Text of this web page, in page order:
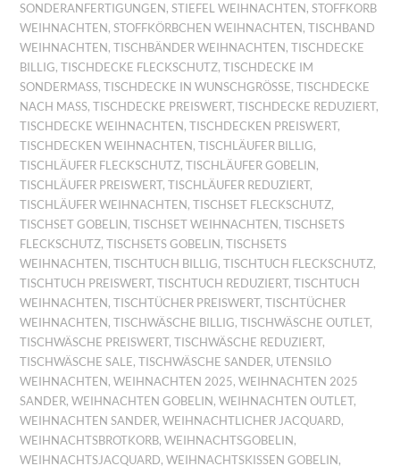
SONDERANFERTIGUNGEN,STIEFEL WEIHNACHTEN,STOFFKORB
WEIHNACHTEN,STOFFKÖRBCHEN WEIHNACHTEN,TISCHBAND
WEIHNACHTEN,TISCHBÄNDER WEIHNACHTEN,TISCHDECKE
BILLIG,TISCHDECKE FLECKSCHUTZ,TISCHDECKE IM
SONDERMASS ,TISCHDECKE IN WUNSCHGRÖSSE ,TISCHDECKE
NACH MASS ,TISCHDECKE PREISWERT,TISCHDECKE REDUZIERT,
TISCHDECKE WEIHNACHTEN,TISCHDECKEN PREISWERT,
TISCHDECKEN WEIHNACHTEN,TISCHLÄUFER BILLIG,
TISCHLÄUFER FLECKSCHUTZ,TISCHLÄUFER GOBELIN,
TISCHLÄUFER PREISWERT,TISCHLÄUFER REDUZIERT,
TISCHLÄUFER WEIHNACHTEN,TISCHSET FLECKSCHUTZ,
TISCHSET GOBELIN,TISCHSET WEIHNACHTEN,TISCHSETS
FLECKSCHUTZ,TISCHSETS GOBELIN,TISCHSETS
WEIHNACHTEN,TISCHTUCH BILLIG,TISCHTUCH FLECKSCHUTZ,
TISCHTUCH PREISWERT,TISCHTUCH REDUZIERT,TISCHTUCH
WEIHNACHTEN,TISCHTÜCHER PREISWERT,TISCHTÜCHER
WEIHNACHTEN,TISCHWÄSCHE BILLIG,TISCHWÄSCHE OUTLET,
TISCHWÄSCHE PREISWERT,TISCHWÄSCHE REDUZIERT,
TISCHWÄSCHE SALE,TISCHWÄSCHE SANDER, UTENSILO
WEIHNACHTEN,WEIHNACHTEN 2025,WEIHNACHTEN 2025
SANDER,WEIHNACHTEN GOBELIN,WEIHNACHTEN OUTLET,
WEIHNACHTEN SANDER,WEIHNACHTLICHER JACQUARD,
WEIHNACHTSBROTKORB,WEIHNACHTSGOBELIN,
WEIHNACHTSJACQUARD,WEIHNACHTSKISSEN GOBELIN,